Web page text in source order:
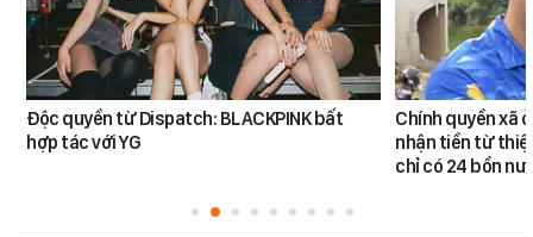
Độc quyền từ Dispatch: BLACKPINK bất
hợp tác với YG
Chính quyền xã
nhận tiền từ
chỉ có 24 bồn